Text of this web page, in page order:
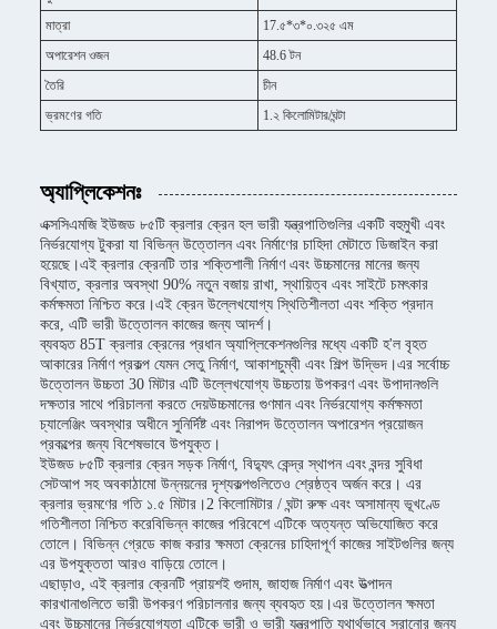
মাত্রা
17.৫*৩*০.৩২৫ এম
অপারেশন ওজন
48.6 টন
তৈরি
চীন
ভ্রমণের গতি
1.২ কিলোমিটার/ঘন্টা
অ্যাপ্লিকেশনঃ
এক্সসিএমজি ইউজড ৮৫টি ক্রলার ক্রেন হল ভারী যন্ত্রপাতিগুলির একটি বহুমুখী এবং
নির্ভরযোগ্য টুকরা যা বিভিন্ন উত্তোলন এবং নির্মাণের চাহিদা মেটাতে ডিজাইন করা
হয়েছে।এই ক্রলার ক্রেনটি তার শক্তিশালী নির্মাণ এবং উচ্চমানের মানের জন্য
বিখ্যাত, ক্রলার অবস্থা 90% নতুন বজায় রাখা, স্থায়িত্ব এবং সাইটে চমৎকার
কর্মক্ষমতা নিশ্চিত করে।এই ক্রেন উল্লেখযোগ্য স্থিতিশীলতা এবং শক্তি প্রদান
করে, এটি ভারী উত্তোলন কাজের জন্য আদর্শ।
ব্যবহৃত 85T ক্রলার ক্রেনের প্রধান অ্যাপ্লিকেশনগুলির মধ্যে একটি হ'ল বৃহত
আকারের নির্মাণ প্রকল্প যেমন সেতু নির্মাণ, আকাশচুম্বী এবং শিল্প উদ্ভিদ।এর সর্বোচ্চ
উত্তোলন উচ্চতা 30 মিটার এটি উল্লেখযোগ্য উচ্চতায় উপকরণ এবং উপাদানগুলি
দক্ষতার সাথে পরিচালনা করতে দেয়উচ্চমানের গুণমান এবং নির্ভরযোগ্য কর্মক্ষমতা
চ্যালেঞ্জিং অবস্থার অধীনে সুনির্দিষ্ট এবং নিরাপদ উত্তোলন অপারেশন প্রয়োজন
প্রকল্পের জন্য বিশেষভাবে উপযুক্ত।
ইউজড ৮৫টি ক্রলার ক্রেন সড়ক নির্মাণ, বিদ্যুৎ কেন্দ্র স্থাপন এবং বন্দর সুবিধা
সেটআপ সহ অবকাঠামো উন্নয়নের দৃশ্যকল্পগুলিতেও শ্রেষ্ঠত্ব অর্জন করে। এর
ক্রলার ভ্রমণের গতি ১.৫ মিটার।2 কিলোমিটার / ঘন্টা রুক্ষ এবং অসামান্য ভূখণ্ডে
গতিশীলতা নিশ্চিত করেবিভিন্ন কাজের পরিবেশে এটিকে অত্যন্ত অভিযোজিত করে
তোলে। বিভিন্ন গ্রেডে কাজ করার ক্ষমতা ক্রেনের চাহিদাপূর্ণ কাজের সাইটগুলির জন্য
এর উপযুক্ততা আরও বাড়িয়ে তোলে।
এছাড়াও, এই ক্রলার ক্রেনটি প্রায়শই গুদাম, জাহাজ নির্মাণ এবং উত্পাদন
কারখানাগুলিতে ভারী উপকরণ পরিচালনার জন্য ব্যবহৃত হয়।এর উত্তোলন ক্ষমতা
এবং উচ্চমানের নির্ভরযোগ্যতা এটিকে ভারী ও ভারী যন্ত্রপাতি যথার্থভাবে সরানোর জন্য